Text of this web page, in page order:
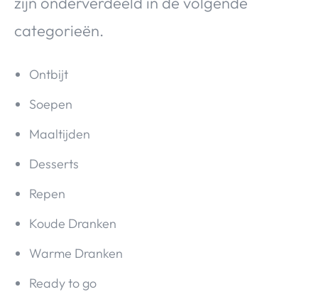
categorieën.
Ontbijt
Soepen
Maaltijden
Desserts
Repen
Koude Dranken
Warme Dranken
Ready to go